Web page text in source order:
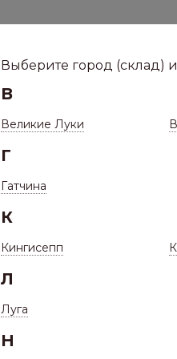
Выберите город (склад)
В
Великие Луки
Г
Гатчина
К
Кингисепп
Л
Луга
Н